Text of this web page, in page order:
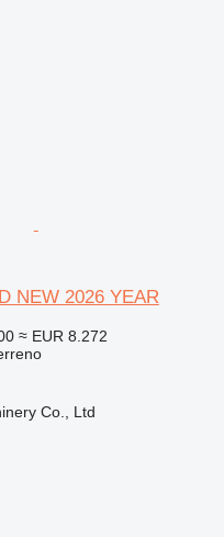
NEW 2026 YEAR
≈ EUR 8.272
Co., Ltd